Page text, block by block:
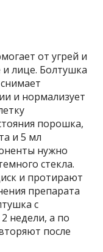
от угрей и
лице. Болтушка
и нормализует
порошка,
и 5 мл
нужно
стекла.
и протирают
препарата
с
недели, а по
после